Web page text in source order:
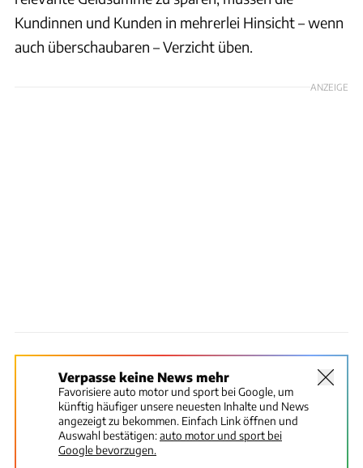
Kundinnen und Kunden in mehrerlei Hinsicht – wenn
auch überschaubaren – Verzicht üben.
ANZEIGE
Verpasse keine News mehr
Favorisiere auto motor und sport bei Google, um
künftig häufiger unsere neuesten Inhalte und News
angezeigt zu bekommen. Einfach Link öffnen und
Auswahl bestätigen:auto motor und sport bei
Google bevorzugen.